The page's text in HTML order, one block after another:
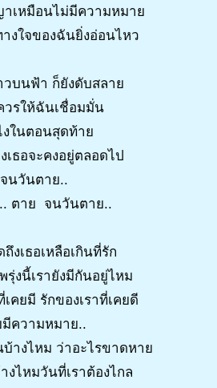
เหมือนไม่มีความหมาย
งใจของฉันยิ่งอ่อนไหว
บนฟ้า ก็ยังดับสลาย
วรให้ฉันเชื่อมมั่น
งในตอนสุดท้าย
เธอจะคงอยู่ตลอดไป
จนวันตาย..
ตาย จนวันตาย..
งเธอเหลือเกินที่รัก
รุ่งนี้เรายังมีกันอยู่ไหม
เคยมี รักของเราที่เคยดี
มีความหมาย..
างไหม ว่าอะไรขาดหาย
งไหมวันที่เราต้องไกล